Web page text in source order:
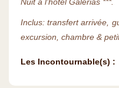
Nuit à l'hôtel Galerias ***.
Inclus: transfert arrivée,
excursion, chambre &
Les Incontournable(s) :